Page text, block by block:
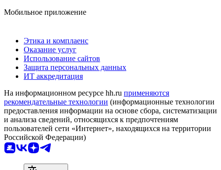
Мобильное приложение
Этика и комплаенс
Оказание услуг
Использование сайтов
Защита персональных данных
ИТ аккредитация
На информационном ресурсе hh.ru применяются
рекомендательные технологии (информационные технологии
предоставления информации на основе сбора, систематизации
и анализа сведений, относящихся к предпочтениям
пользователей сети «Интернет», находящихся на территории
Российской Федерации)